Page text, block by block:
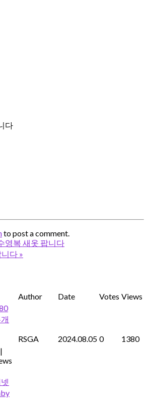
다
to post a comment.
영복 새옷 팝니다
니다 »
Author Date Votes Views
|
RSGA 2024.08.05 0 1380